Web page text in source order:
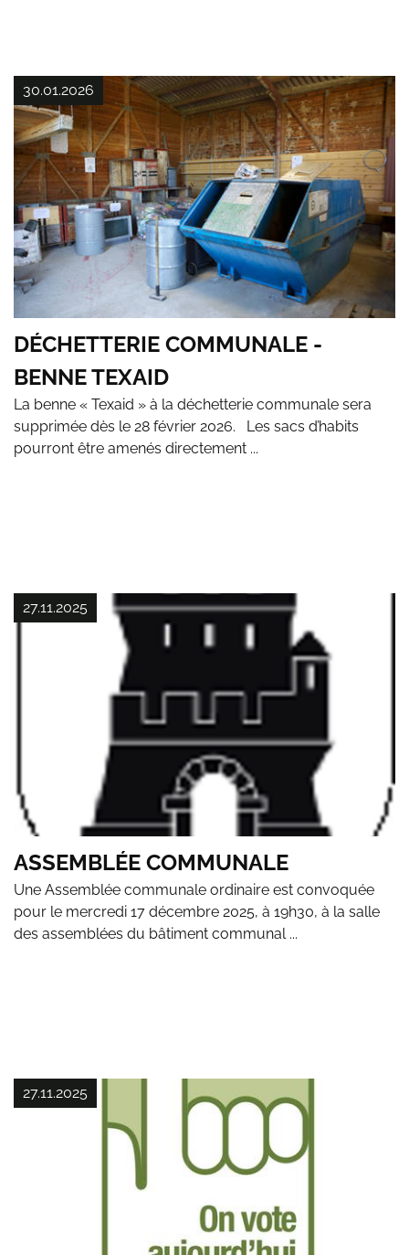
30.01.2026
DÉCHETTERIE COMMUNALE -
BENNE TEXAID
La benne « Texaid » à la déchetterie communale sera
supprimée dès le 28 février 2026. Les sacs d’habits
pourront être amenés directement ...
27.11.2025
ASSEMBLÉE COMMUNALE
Une Assemblée communale ordinaire est convoquée
pour le mercredi 17 décembre 2025, à 19h30, à la salle
des assemblées du bâtiment communal ...
27.11.2025